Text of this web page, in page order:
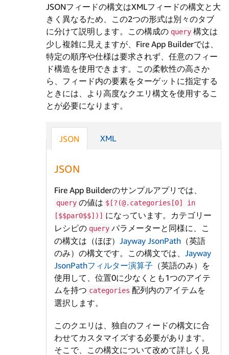
JSONフィードの構文はXMLフィードの構文と大
きく異なるため、この2つの形式は別々のタブ
に分けて説明します。この構成の query 構文は
少し複雑に見えますが、Fire App Builderでは、
特定の順序や仕様は要求されず、任意のフィー
ド構造を使用できます。この柔軟性の高さか
ら、フィード内の要素をターゲットに指定する
ときには、より高度なクエリ構文を使用するこ
とが必要になります。
JSON XML
JSON
Fire App Builderのサンプルアプリでは、
query の値は $[?(@.categories[0] in
[$$par0$$])] になっています。カテゴリー
レシピの query パラメーターと同様に、こ
の構文は（ほぼ） Jayway JsonPath （英語
のみ）の構文です。この構文では、 Jayway
JsonPathフィルター演算子 （英語のみ）を
使用して、位置0に少なくとも1つのアイテ
ムを持つ categories 配列内のアイテムを
選択します。
このクエリは、独自のフィードの構文に合
わせてカスタマイズする必要があります。
そこで、この構文について改めて詳しく見